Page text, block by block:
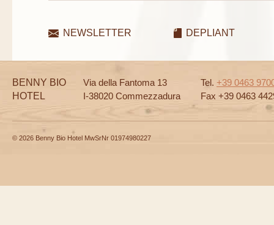
NEWSLETTER DEPLIANT
BENNY BIO
HOTEL
Via della Fantoma 13
I-38020 Commezzadura
Tel. +39 0463
Fax +39 0463
© 2026 Benny Bio Hotel MwSrNr 01974980227